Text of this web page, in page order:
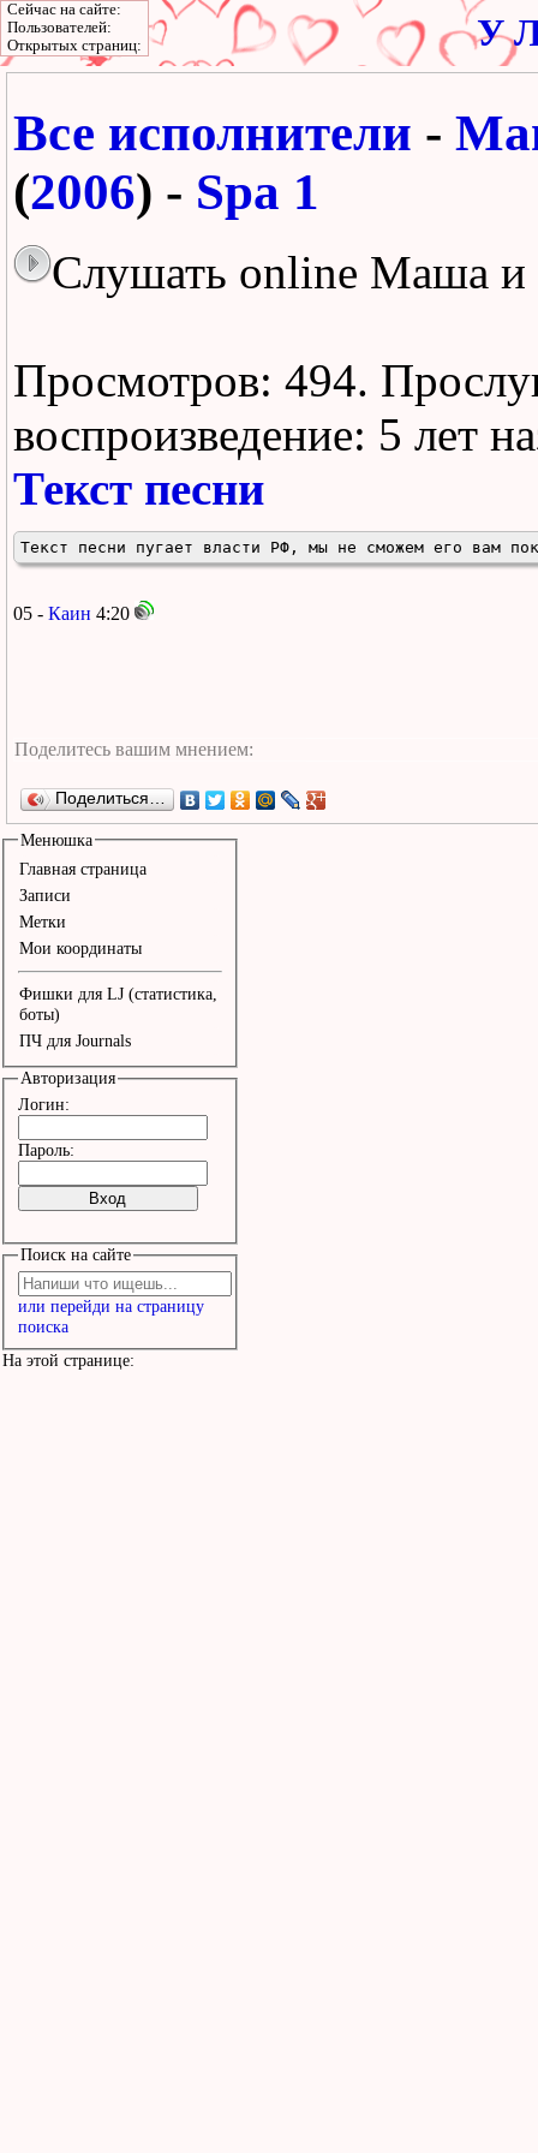
У
Все исполнители -
(2006) - Spa 1
Слушать online Маша и
Просмотров: 494.
воспроизведение: 5 лет
Текст песни
Текст песни пугает власти РФ, мы не сможем его вам
05 - Каин 4:20
Поделиться…
Менюшка
Главная страница
Записи
Метки
Мои координаты
Фишки для LJ (статистика,
боты)
ПЧ для Journals
Авторизация
Логин:
Пароль:
Поиск на сайте
или перейди на страницу
поиска
На этой странице:
Сейчас на сайте:
Пользователей:
Открытых страниц: